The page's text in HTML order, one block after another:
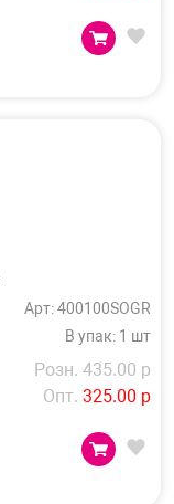
Арт: 400100SOGR
В упак: 1 шт
Розн. 435.00 р
Опт. 325.00 р